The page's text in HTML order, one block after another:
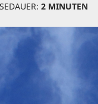
2 MINUTEN